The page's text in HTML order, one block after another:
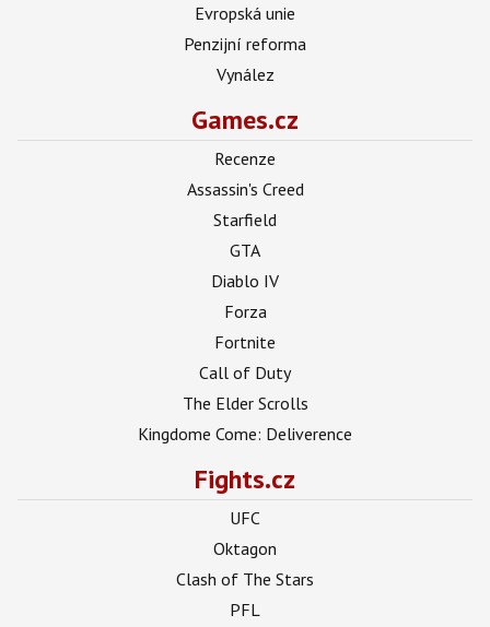
Evropská unie
Penzijní reforma
Vynález
Games.cz
Recenze
Assassin's Creed
Starfield
GTA
Diablo IV
Forza
Fortnite
Call of Duty
The Elder Scrolls
Kingdome Come: Deliverence
Fights.cz
UFC
Oktagon
Clash of The Stars
PFL